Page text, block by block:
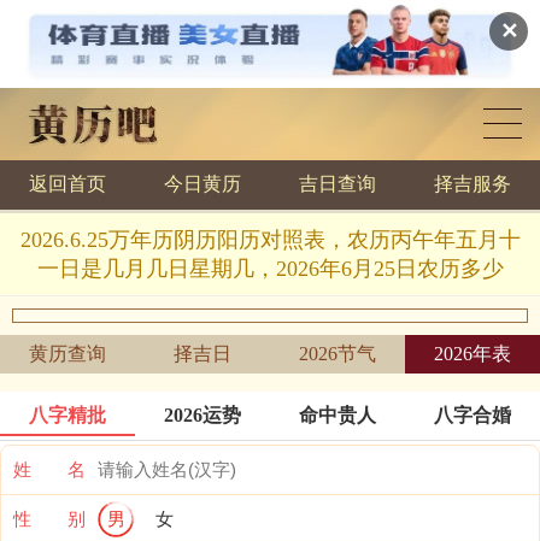
✕
黄历查询
返回首页 今日黄历 吉日查询 择吉服务
2026.6.25万年历阴历阳历对照表，农历丙午年五月十
一日是几月几日星期几，2026年6月25日农历多少
黄历查询 择吉日 2026节气 2026年表
八字精批 2026运势 命中贵人 八字合婚
姓 名
性 别 男 女